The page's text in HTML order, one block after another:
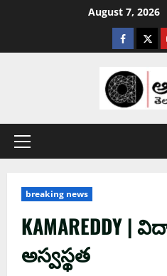
August 7, 2026
breaking news
KAMAREDDY |
అస్వస్థత